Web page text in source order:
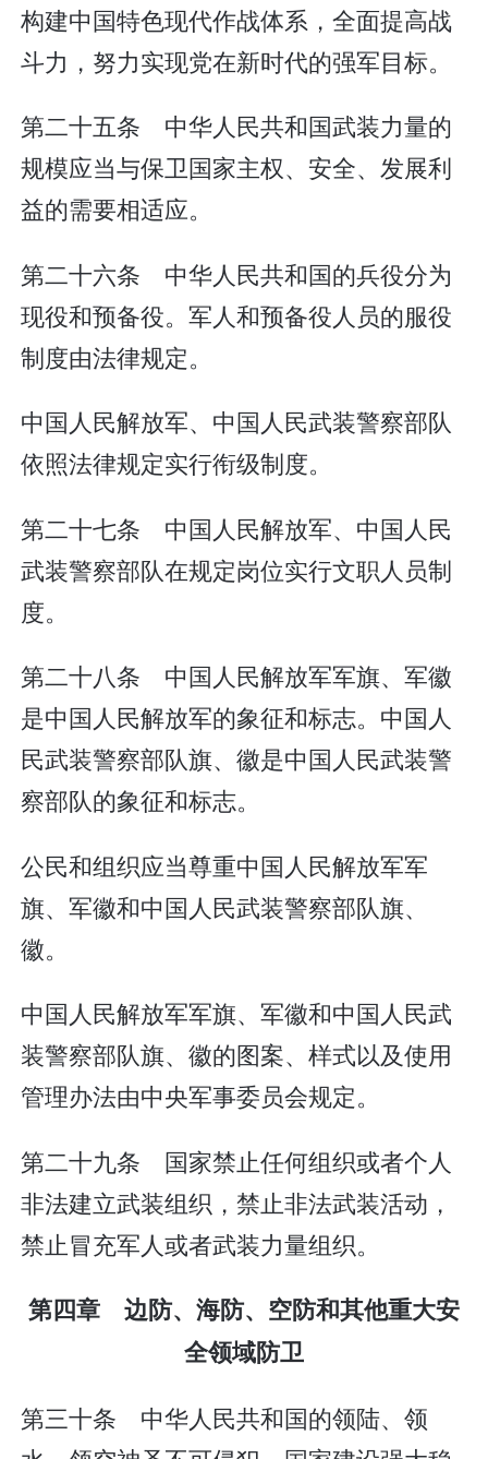
构建中国特色现代作战体系，全面提高战
斗力，努力实现党在新时代的强军目标。
第二十五条 中华人民共和国武装力量的
规模应当与保卫国家主权、安全、发展利
益的需要相适应。
第二十六条 中华人民共和国的兵役分为
现役和预备役。军人和预备役人员的服役
制度由法律规定。
中国人民解放军、中国人民武装警察部队
依照法律规定实行衔级制度。
第二十七条 中国人民解放军、中国人民
武装警察部队在规定岗位实行文职人员制
度。
第二十八条 中国人民解放军军旗、军徽
是中国人民解放军的象征和标志。中国人
民武装警察部队旗、徽是中国人民武装警
察部队的象征和标志。
公民和组织应当尊重中国人民解放军军
旗、军徽和中国人民武装警察部队旗、
徽。
中国人民解放军军旗、军徽和中国人民武
装警察部队旗、徽的图案、样式以及使用
管理办法由中央军事委员会规定。
第二十九条 国家禁止任何组织或者个人
非法建立武装组织，禁止非法武装活动，
禁止冒充军人或者武装力量组织。
第四章 边防、海防、空防和其他重大安
全领域防卫
第三十条 中华人民共和国的领陆、领